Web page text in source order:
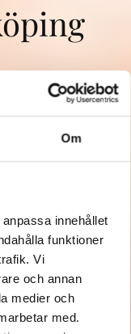
Om
innehållet
funktioner
Vi
och annan
medier och
med.
genomfört